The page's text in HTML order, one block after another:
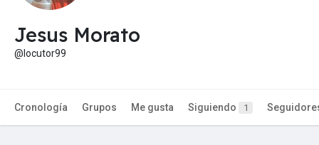
Jesus Morato
@locutor99
Cronología Grupos Me gusta Siguiendo 1